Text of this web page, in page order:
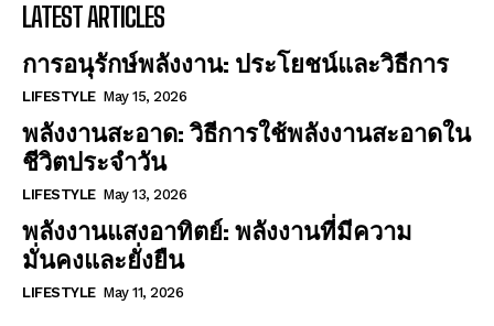
LATEST ARTICLES
การอนุรักษ์พลังงาน: ประโยชน์และวิธีการ
LIFESTYLE May 15, 2026
พลังงานสะอาด: วิธีการใช้พลังงานสะอาดใน
ชีวิตประจำวัน
LIFESTYLE May 13, 2026
พลังงานแสงอาทิตย์: พลังงานที่มีความ
มั่นคงและยั่งยืน
LIFESTYLE May 11, 2026